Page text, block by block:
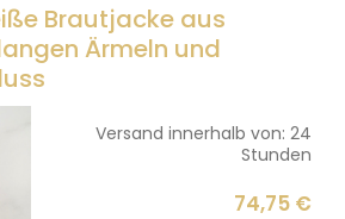
Brautjacke aus
Ärmeln und
Versand innerhalb von: 24
Stunden
74,75 €